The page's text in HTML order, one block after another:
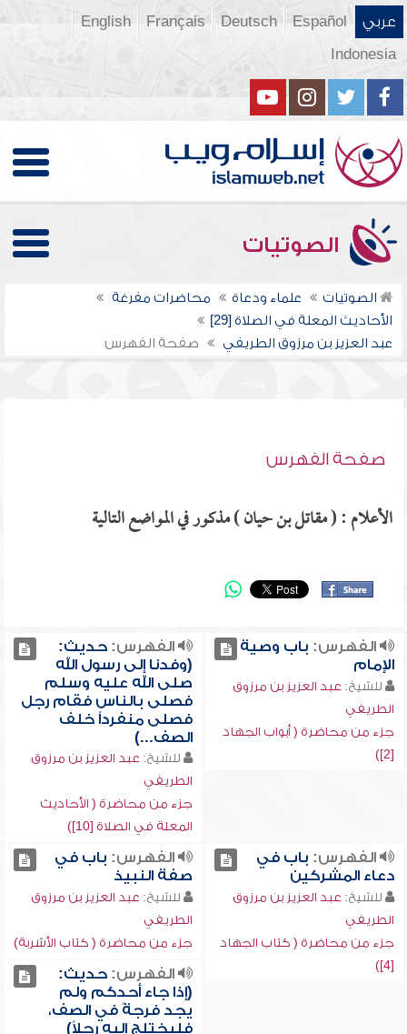
عربي Español
Deutsch
Français
English
Indonesia
الصوتيات
الصوتيات علماء ودعاة
محاضرات مفرغة
الأحاديث المعلة في الصلاة [29]
عبد العزيز بن مرزوق الطريفي
صفحة الفهرس
صفحة الفهرس
الأعلام : ( مقاتل بن حيان ) مذكور في المواضع التالية
الفهرس: باب وصية
الإمام
للشيخ: عبد العزيز بن مرزوق
الطريفي
جزء من محاضرة ( أبواب الجهاد
[2])
الفهرس:حديث:
(وفدنا إلى رسول الله
صلى الله عليه وسلم
فصلى بالناس فقام رجل
فصلى منفرداً خلف
الصف...)
للشيخ: عبد العزيز بن مرزوق
الطريفي
جزء من محاضرة ( الأحاديث
المعلة في الصلاة [10])
الفهرس: باب في
دعاء المشركين
للشيخ: عبد العزيز بن مرزوق
الطريفي
جزء من محاضرة ( كتاب الجهاد
[4])
الفهرس: باب في
صفة النبيذ
للشيخ: عبد العزيز بن مرزوق
الطريفي
جزء من محاضرة ( كتاب الأشربة)
الفهرس:حديث:
(إذا جاء أحدكم ولم
يجد فرجةً في الصف،
فليختلج إليه رجلاً)